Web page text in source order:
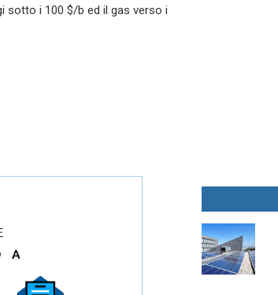
sotto i 100 $/b ed il gas verso i